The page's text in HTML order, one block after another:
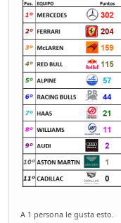
A 1 persona le gusta esto.